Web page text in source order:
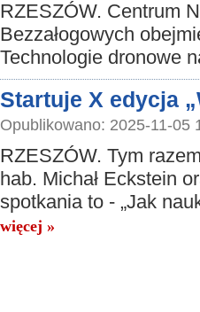
RZESZÓW. Centrum
Bezzałogowych
Technologie dronowe
Startuje X edycja
Opublikowano: 2025-11-05
RZESZÓW. Tym
hab. Michał Eckstein
spotkania to - „Jak
więcej »